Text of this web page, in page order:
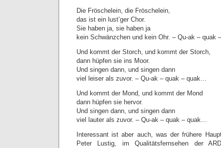
Die Fröschelein, die Fröschelein,
das ist ein lust’ger Chor.
Sie haben ja, sie haben ja
kein Schwänzchen und kein Ohr. – Qu-ak – quak
Und kommt der Storch, und kommt der Storch,
dann hüpfen sie ins Moor.
Und singen dann, und singen dann
viel leiser als zuvor. – Qu-ak – quak – quak…
Und kommt der Mond, und kommt der Mond
dann hüpfen sie hervor.
Und singen dann, und singen dann
viel lauter als zuvor. – Qu-ak – quak – quak…
Interessant ist aber auch, was der frühere
Peter Lustig, im Qualitätsfernsehen der